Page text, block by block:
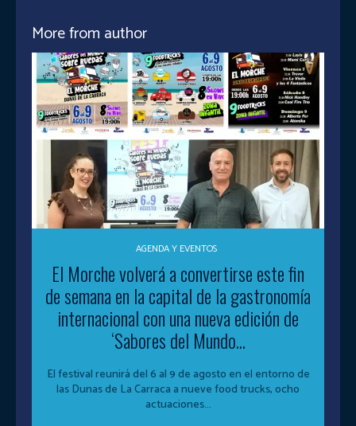
More from author
AGENDA Y EVENTOS
El Morche volverá a convertirse este fin
de semana en la capital de la gastronomía
internacional con una nueva edición de
‘Sabores del Mundo...
El festival reunirá del 6 al 9 de agosto en el entorno de
las Dunas de La Carraca a nueve food trucks, ocho
actuaciones...